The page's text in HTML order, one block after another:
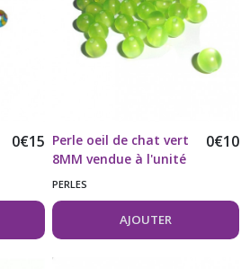
0€15 Perle oeil de chat vert
8MM vendue à l'unité
0€10
PERLES
AJOUTER